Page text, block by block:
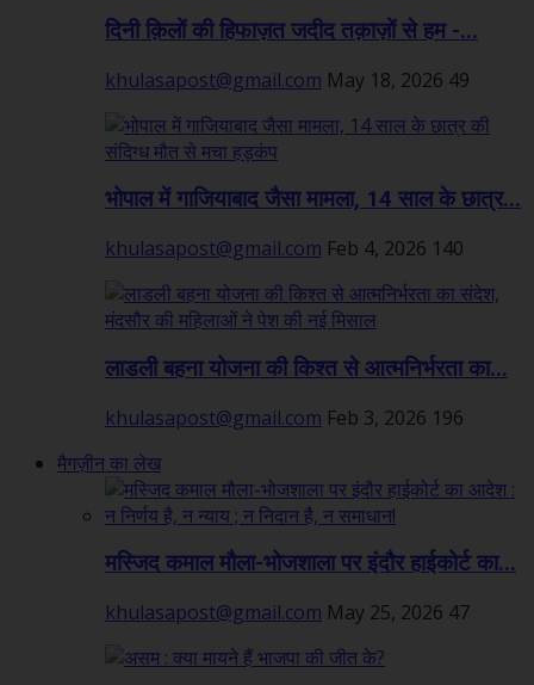
दिनी क़िलों की हिफाज़त जदीद तक़ाज़ों से हम -...
khulasapost@gmail.com May 18, 2026 49
भोपाल में गाजियाबाद जैसा मामला, 14 साल के छात्र...
khulasapost@gmail.com Feb 4, 2026 140
लाडली बहना योजना की किश्त से आत्मनिर्भरता का...
khulasapost@gmail.com Feb 3, 2026 196
मैगज़ीन का लेख
मस्जिद कमाल मौला-भोजशाला पर इंदौर हाईकोर्ट का...
khulasapost@gmail.com May 25, 2026 47